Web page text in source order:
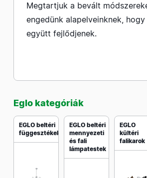
Megtartjuk a bevált
engedünk alapelveinknek,
együtt fejlődjenek.
Eglo kategóriák
EGLO beltéri
függesztékek
EGLO beltéri
mennyezeti
és fali
lámpatestek
EGLO
kültéri
falikarok